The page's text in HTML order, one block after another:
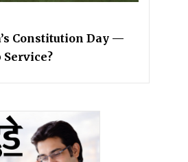
Constitution Day —
Service?